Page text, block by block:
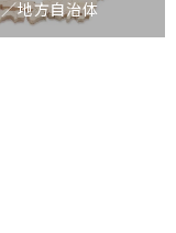
／地方自治体